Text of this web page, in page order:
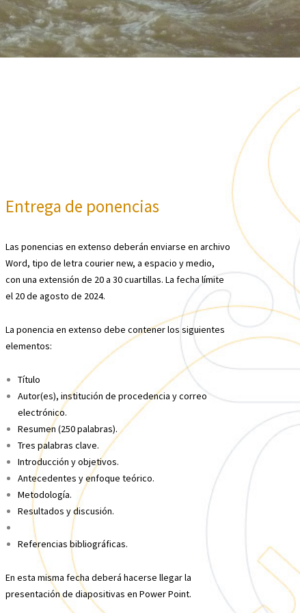
Entrega de ponencias
Las ponencias en extenso deberán enviarse en archivo
Word, tipo de letra courier new, a espacio y medio,
con una extensión de 20 a 30 cuartillas. La fecha límite
el 20 de agosto de 2024.
La ponencia en extenso debe contener los siguientes
elementos:
Título
Autor(es), institución de procedencia y correo
electrónico.
Resumen (250 palabras).
Tres palabras clave.
Introducción y objetivos.
Antecedentes y enfoque teórico.
Metodología.
Resultados y discusión.
Referencias bibliográficas.
En esta misma fecha deberá hacerse llegar la
presentación de diapositivas en Power Point.